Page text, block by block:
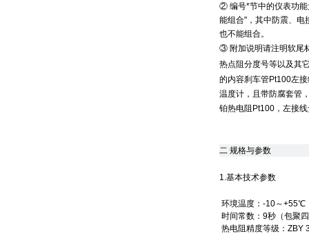
② 编号*节中的仪表功能
能组合"，其中防震、电
也不能组合。
③ 附加说明请注明软尾
热点阻分度号等以及其
的内容刹车管Pt100左
温度计，且带防腐套管
铂热电阻Pt100，左接
二 规格与参数
1.基本技术参数
环境温度：-10～
时间常数：9秒（包聚
热电阻精度等级：ZBY